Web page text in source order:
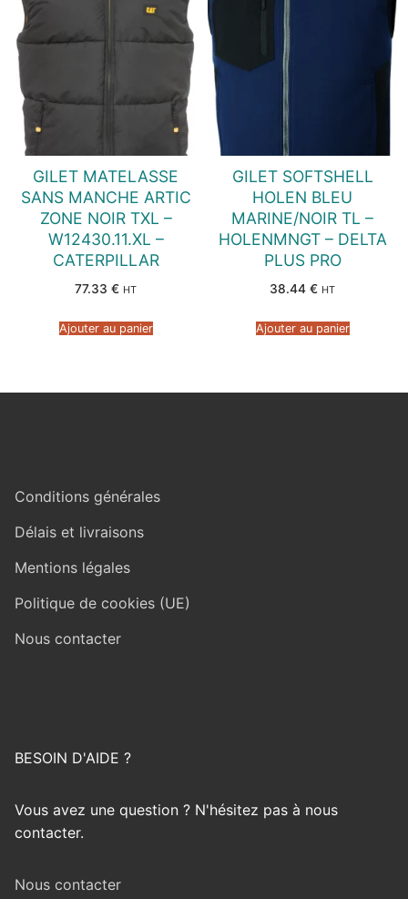
GILET MATELASSE
SANS MANCHE ARTIC
ZONE NOIR TXL –
W12430.11.XL –
CATERPILLAR
77.33 € HT
Ajouter au panier
GILET SOFTSHELL
HOLEN BLEU
MARINE/NOIR TL –
HOLENMNGT – DELTA
PLUS PRO
38.44 € HT
Ajouter au panier
Conditions générales
Délais et livraisons
Mentions légales
Politique de cookies (UE)
Nous contacter
BESOIN D'AIDE ?
Vous avez une question ? N'hésitez pas à nous
contacter.
Nous contacter